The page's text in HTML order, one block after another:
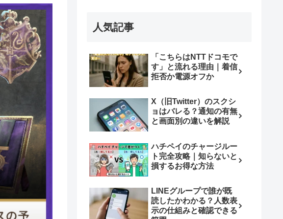
人気記事
「こちらはNTTドコモで
す」と流れる理由｜着信
拒否か電源オフか
X（旧Twitter）のスクシ
ョはバレる？通知の有無
と画面別の違いを解説
ハチペイのチャージルー
ト完全攻略｜知らないと
損するお得な方法
LINEグループで誰が既
読したかわかる？人数表
示の仕組みと確認できる